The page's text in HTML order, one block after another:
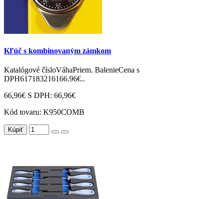
Kľúč s kombinovaným zámkom
Katalógové čísloVáhaPriem. BalenieCena s
DPH617183216166.96€..
66,96€ S DPH: 66,96€
Kód tovaru: K950COMB
Kúpiť